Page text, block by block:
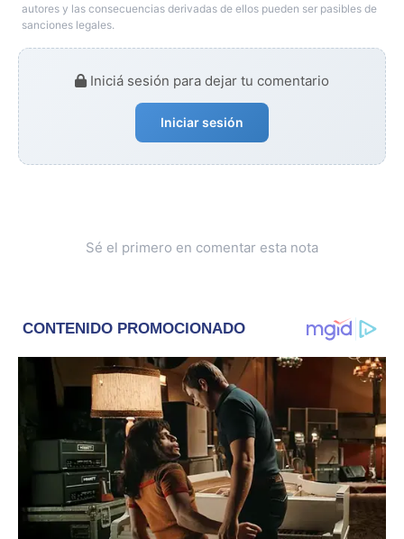
autores y las consecuencias derivadas de ellos pueden ser pasibles de
sanciones legales.
Iniciá sesión para dejar tu comentario
Iniciar sesión
Sé el primero en comentar esta nota